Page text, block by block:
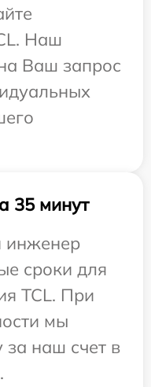
Наш
Ваш запрос
35 минут
инженер
сроки для
TCL. При
мы
за наш счет в